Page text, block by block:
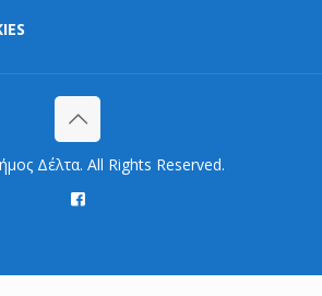
Δέλτα. All Rights Reserved.